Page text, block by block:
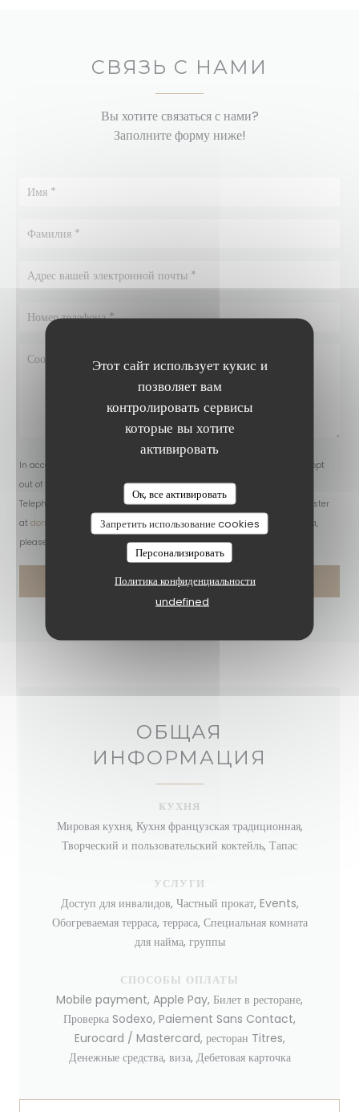
Этот сайт использует кукис и
позволяет вам
контролировать сервисы
которые вы хотите
активировать
Ок, все активировать
Запретить использование cookies
Персонализировать
Политика конфиденциальности
undefined
СВЯЗЬ С НАМИ
Вы хотите связаться с нами?
Заполните форму ниже!
In accordance with data protection regulations, you have the right to opt
out of marketing communications. UK residents can register with the
Telephone Preference Service attpsonline.org.uk. US residents can register
at donotcall.gov
. For more information about how we process your data,
please see our
privacy policy.
ОБЩАЯ
ИНФОРМАЦИЯ
КУХНЯ
Мировая кухня, Кухня французская традиционная,
Творческий и пользовательский коктейль, Тапас
УСЛУГИ
Доступ для инвалидов, Частный прокат, Events,
Обогреваемая терраса, терраса, Специальная комната
для найма, группы
СПОСОБЫ ОПЛАТЫ
Mobile payment, Apple Pay, Билет в ресторане,
Проверка Sodexo, Paiement Sans Contact,
Eurocard / Mastercard, ресторан Titres,
Денежные средства, виза, Дебетовая карточка